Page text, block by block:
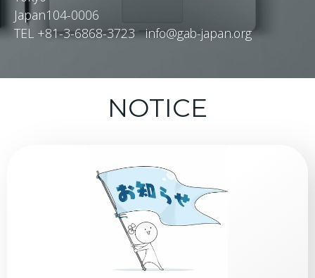
Japan104-0006
TEL +81-3-6868-3723 info@gab-japan.org
NOTICE